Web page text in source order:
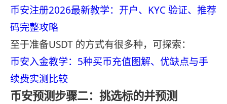
币安注册2026最新教学：开户、KYC 验证、推荐
码完整攻略
至于准备USDT 的方式有很多种，可探索：
币安入金教学：5种买币充值图解、优缺点与手
续费实测比较
币安预测步骤二：挑选标的并预测